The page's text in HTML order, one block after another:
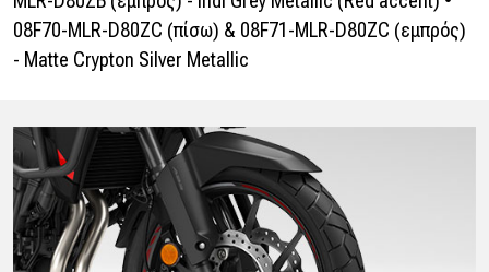
08F70-MLR-D80ZC (πίσω) & 08F71-MLR-D80ZC (εμπρός)
- Matte Crypton Silver Metallic